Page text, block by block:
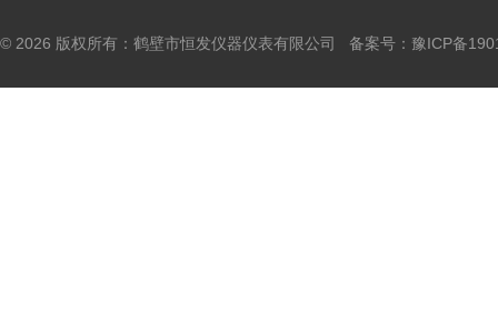
© 2026 版权所有：鹤壁市恒发仪器仪表有限公司 备案号： 豫ICP备